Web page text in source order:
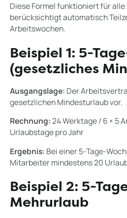
Diese Formel funktioniert für
berücksichtigt automatisch
Arbeitswochen.
Beispiel 1: 5-
(gesetzliches
Ausgangslage: Der
gesetzlichen Mindesturlaub vor.
Rechnung:24 Werktage / 6 × 5
Urlaubstage pro Jahr
Ergebnis: Bei einer 5-Tage-
Mitarbeiter mindestens 20
Beispiel 2: 5-
Mehrurlaub